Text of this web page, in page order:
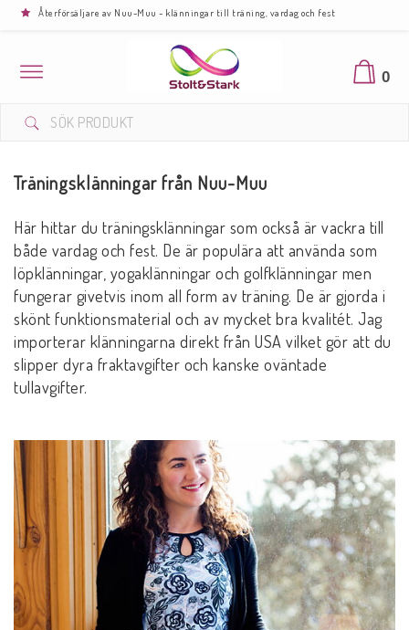
Återförsäljare av Nuu-Muu - klänningar till träning, vardag och fest
0
Toggle
navigation
Träningsklänningar från Nuu-Muu
Här hittar du träningsklänningar som också är vackra till
både vardag och fest. De är populära att använda som
löpklänningar, yogaklänningar och golfklänningar men
fungerar givetvis inom all form av träning. De är gjorda i
skönt funktionsmaterial och av mycket bra kvalitét. Jag
importerar klänningarna direkt från USA vilket gör att du
slipper dyra fraktavgifter och kanske oväntade
tullavgifter.